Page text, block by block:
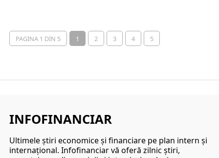
PAGINA 1 DIN 5 1 2 3 4 5
INFOFINANCIAR
Ultimele ştiri economice şi financiare pe plan intern şi
internaţional. Infofinanciar vă oferă zilnic ştiri,